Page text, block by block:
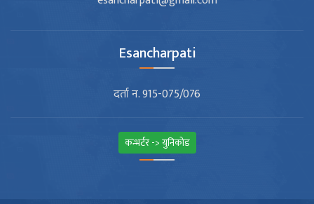
Esancharpati
दर्ता न. 915-075/076
कन्भर्टर -> युनिकोड